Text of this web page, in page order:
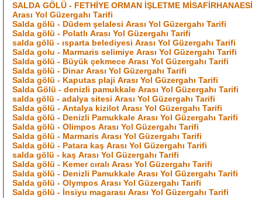
SALDA GÖLÜ - FETHİYE ORMAN İŞLETME MİSAFİRHANAESİ
Arası Yol Güzergahı Tarifi
Salda gölü - Düdem şelalesi Arası Yol Güzergahı Tarifi
Salda gölü - Polatlı Arası Yol Güzergahı Tarifi
salda gölü - ısparta belediyesi Arası Yol Güzergahı Tarifi
Salda golu - Marmaris selimiye Arası Yol Güzergahı Tarifi
Salda gölü - Büyük çekmece Arası Yol Güzergahı Tarifi
Salda gölü - Dinar Arası Yol Güzergahı Tarifi
Salda gölü - Kaputas plaji Arası Yol Güzergahı Tarifi
Salda Gölü - denizli pamukkale Arası Yol Güzergahı Tarifi
salda gölü - adalya sitesi Arası Yol Güzergahı Tarifi
Salda gölü - Antalya kizilot Arası Yol Güzergahı Tarifi
Salda gölü - Denizli Pamukkale Arası Yol Güzergahı Tarifi
Salda gölü - Olimpos Arası Yol Güzergahı Tarifi
Salda gölü - Marmaris Arası Yol Güzergahı Tarifi
Salda gölü - Patara kaş Arası Yol Güzergahı Tarifi
salda gölü - kaş Arası Yol Güzergahı Tarifi
Salda gölü - Kemer cıralı Arası Yol Güzergahı Tarifi
Salda gölü - Denizli Pamukkale Arası Yol Güzergahı Tarifi
Salda gölü - Olympos Arası Yol Güzergahı Tarifi
Salda gölü - İnsiyu magarası Arası Yol Güzergahı Tarifi